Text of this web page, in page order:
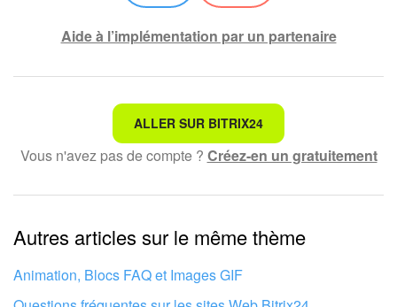
Gestion des stocks
Réservation en ligne
CoPilot - IA dans Bitrix24
Signature électronique
Signature électronique pour les RH
Aide à l’implémentation par un partenaire
Ce n'est pas ce que je recherche
Texte compliqué et incompréhensible
Les informations sont obsolètes
Trop court, j'ai besoin de plus d'informations
Je n'aime pas comment cet outil fonctionne
ALLER SUR BITRIX24
Vous n'avez pas de compte ? Créez-en un gratuitement
Autres articles sur le même thème
Animation, Blocs FAQ et Images GIF